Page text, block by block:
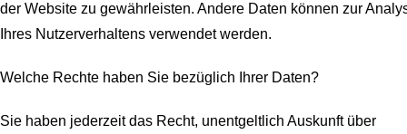
der Website zu gewährleisten. Andere Daten können zur
Ihres Nutzerverhaltens verwendet werden.
Welche Rechte haben Sie bezüglich Ihrer Daten?
Sie haben jederzeit das Recht, unentgeltlich Auskunft über